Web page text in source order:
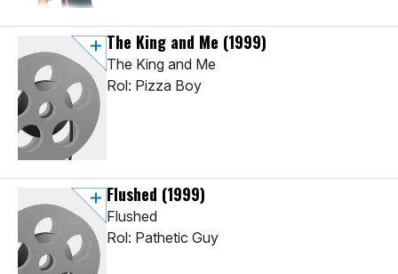
The King and Me (1999)
The King and Me
Rol: Pizza Boy
Flushed (1999)
Flushed
Rol: Pathetic Guy